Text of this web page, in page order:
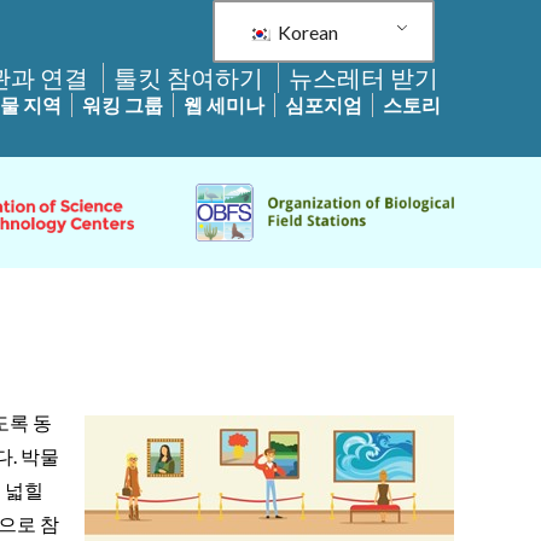
Korean
과 연결 툴킷 참여하기 뉴스레터 받기
지역 워킹 그룹 웹 세미나 심포지엄 스토리
록 동
. 박물
힐
로 참